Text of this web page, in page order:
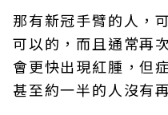
那有新冠手臂的人，
可以的，而且通常再
會更快出現紅腫，但
甚至約一半的人沒有